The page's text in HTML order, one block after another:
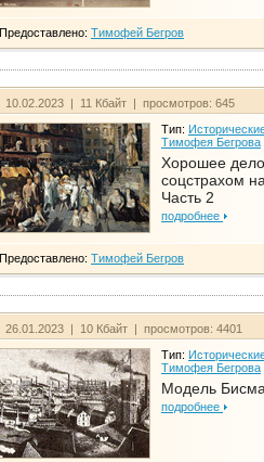
Предоставлено: Тимофей Бегров
10.02.2023 | 11 Кбайт | просмотров: 645
Тип:
Тимофея Бегрова
Хорошее дело
соцстрахом
Часть 2
подробнее
Предоставлено: Тимофей Бегров
26.01.2023 | 10 Кбайт | просмотров: 4401
Тип:
Тимофея Бегрова
Модель
подробнее